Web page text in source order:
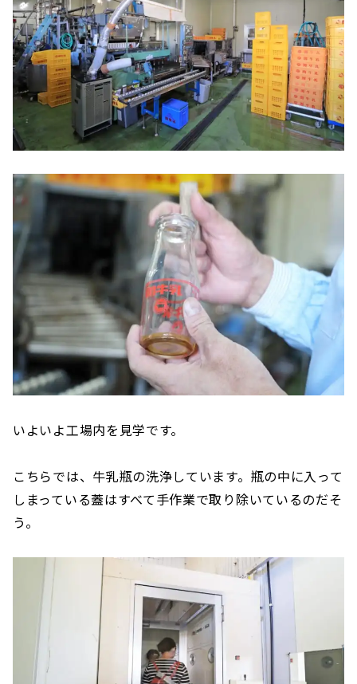
いよいよ工場内を見学です。
こちらでは、牛乳瓶の洗浄しています。瓶の中に入って
しまっている蓋はすべて手作業で取り除いているのだそ
う。